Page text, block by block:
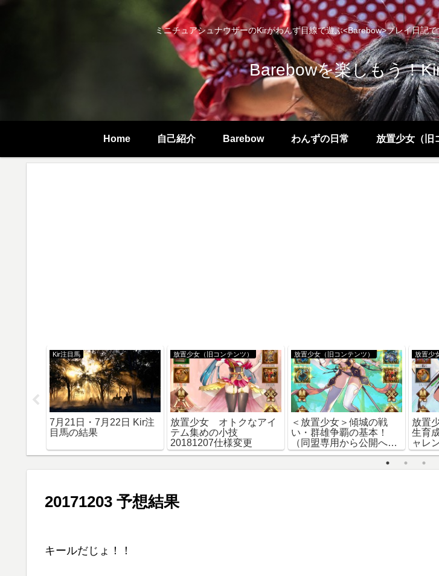
ミニチュアシュナウザーのKirがわんず目線で遊ぶ<Barebow>プレイ日記
Barebowを楽しもう！
Home 自己紹介 Barebow わんずの日常 放置少女（旧
Kir注目馬
7月21日・7月22日 Kir注
目馬の結果
放置少女（旧コンテンツ）
放置少女 オトクなアイ
テム集めの小技
20181207仕様変更
放置少女（旧コンテンツ）
＜放置少女＞傾城の戦
い・群雄争覇の基本！
（同盟専用から公開へ）
20190128間違い訂正更
放置少
放置
生育
ャレ
なる
20171203 予想結果
キールだじょ！！